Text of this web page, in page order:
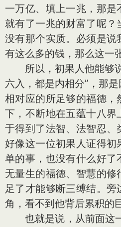
一万亿、填上一兆，那
就有了一兆的财富了呢？
没有那个实质。必须是说
有这么多的钱，那么这一
所以，初果人他能够说
六入，都是内相分”，那
相对应的所足够的福德，
下，不断地在五蕴十八界
于得到了法智、法智忍、
好像这一位初果人证得初
单的事，也没有什么好了
无量生的福德、智慧的
足了才能够断三缚结。
角，看不到他背后累积的
也就是说，从前面这